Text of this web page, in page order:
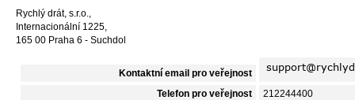
Rychlý drát, s.r.o.,
Internacionální 1225,
165 00 Praha 6 - Suchdol
Kontaktní email pro veřejnost
Telefon pro veřejnost 212244400